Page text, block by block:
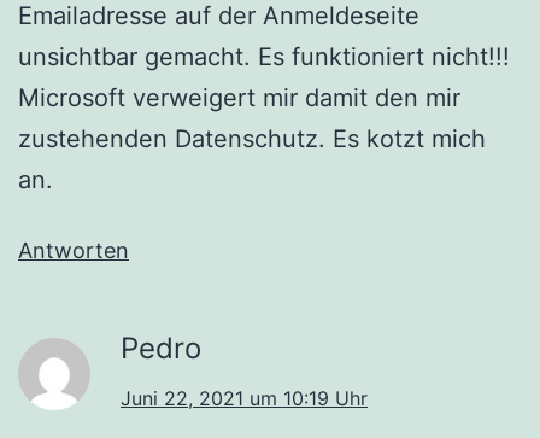
Emailadresse auf der Anmeldeseite
unsichtbar gemacht. Es funktioniert nicht!!!
Microsoft verweigert mir damit den mir
zustehenden Datenschutz. Es kotzt mich
an.
Antworten
Pedro
Juni 22, 2021 um 10:19 Uhr